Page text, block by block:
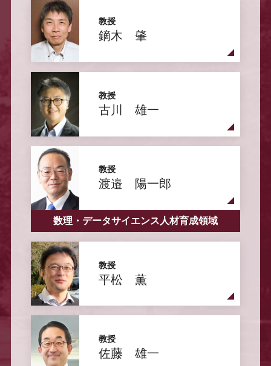
教授
鏑木 肇
教授
古川 雄一
教授
渡邉 陽一郎
数理・データサイエンス人材育成領域
教授
平松 薫
教授
佐藤 雄一